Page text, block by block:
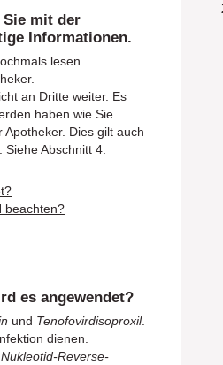
Sie mit der
Informationen.
lesen.
an Dritte weiter. Es
haben wie Sie.
Dies gilt auch
Abschnitt 4.
beachten?
es angewendet?
und Tenofovirdisoproxil.
dienen.
Nukleotid-Reverse-